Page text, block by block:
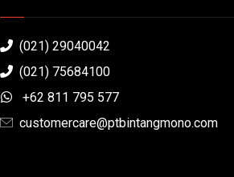
(021) 29040042
(021) 75684100
+62 811 795 577
customercare@ptbintangmono.com